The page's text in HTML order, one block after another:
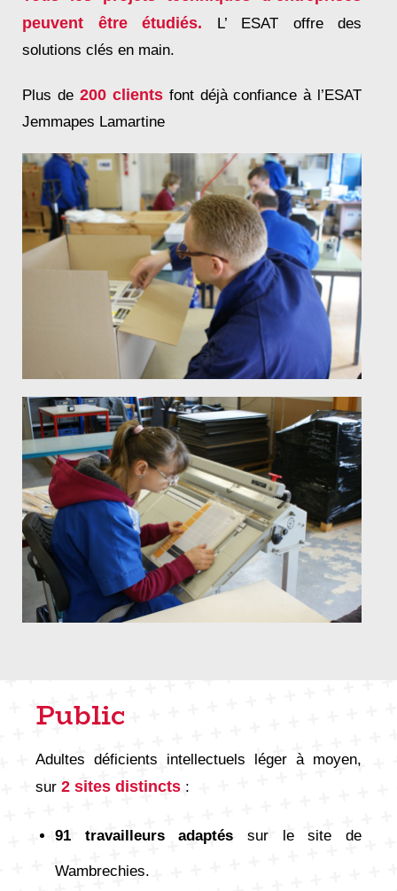
peuvent être étudiés.
L’ ESAT offre des
solutions clés en main.
Plus de 200 clients font déjà confiance à l’ESAT
Jemmapes Lamartine
Public
Adultes déficients intellectuels léger à moyen,
sur 2 sites distincts :
91 travailleurs adaptés sur le site de
Wambrechies.